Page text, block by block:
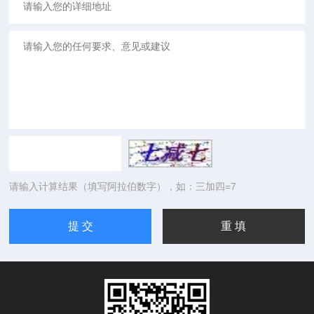
请输入计算结果（填写阿拉伯数字），如：三加四=7